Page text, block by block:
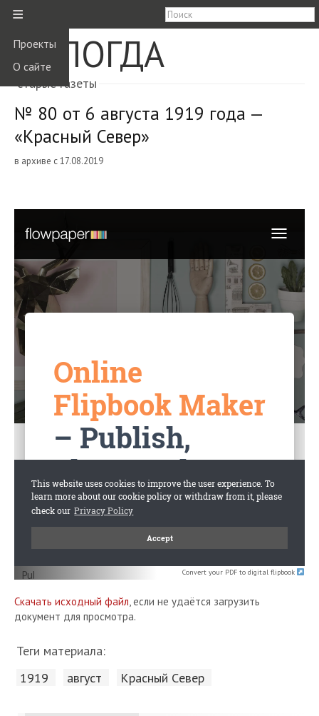
≡
Проекты
О сайте
ВОЛОГДА
старые газеты
№ 80 от 6 августа 1919 года —
«Красный Север»
в архиве с 17.08.2019
Convert your PDF to digital flipbook
Скачать исходный файл, если не удаётся загрузить
документ для просмотра.
Теги материала:
1919 август Красный Cевер